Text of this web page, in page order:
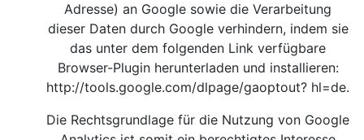
Adresse) an Google sowie die Verarbeitung
dieser Daten durch Google verhindern, indem sie
das unter dem folgenden Link verfügbare
Browser-Plugin herunterladen und installieren:
http://tools.google.com/dlpage/gaoptout? hl=de.
Die Rechtsgrundlage für die Nutzung von Google